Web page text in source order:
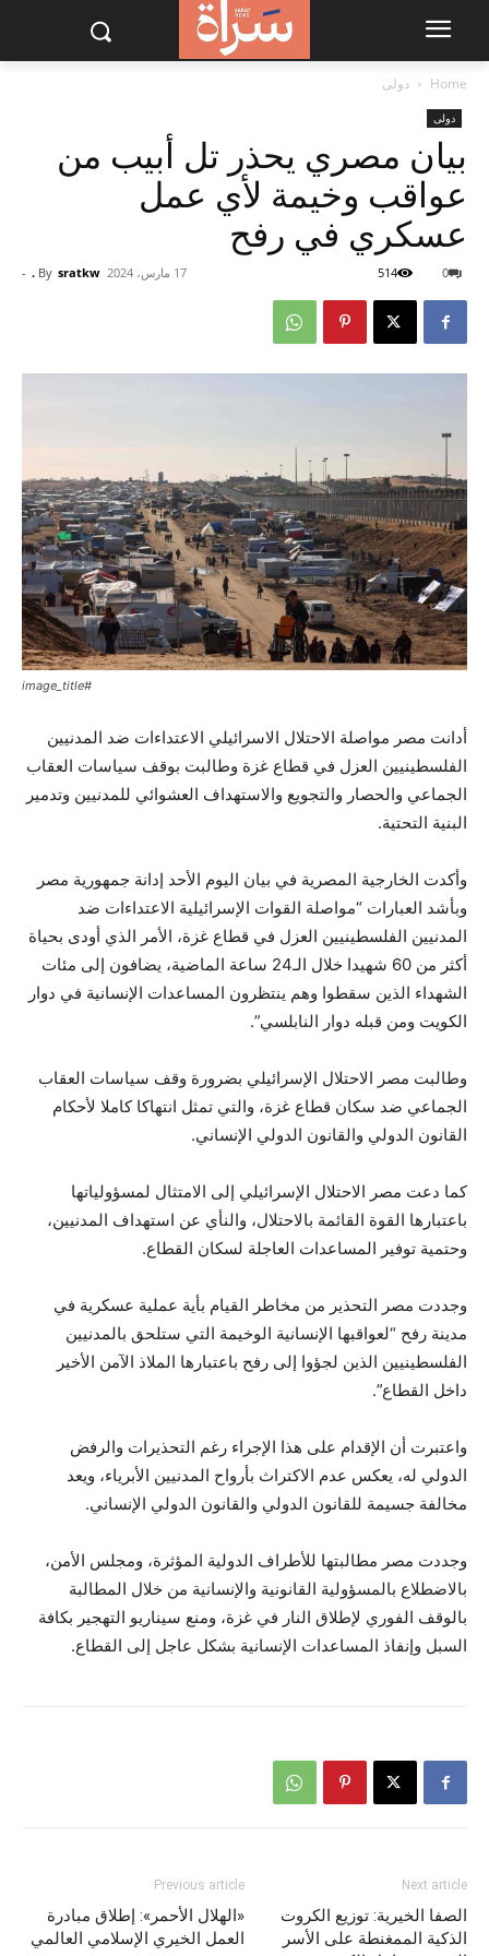
Home دولى
دولى
بيان مصري يحذر تل أبيب من
عواقب وخيمة لأي عمل
عسكري في رفح
By sratkw .
- 17 مارس، 2024 0
514
#image_title
أدانت مصر مواصلة الاحتلال الاسرائيلي الاعتداءات ضد المدنيين
الفلسطينيين العزل في قطاع غزة وطالبت بوقف سياسات العقاب
الجماعي والحصار والتجويع والاستهداف العشوائي للمدنيين وتدمير
البنية التحتية.
وأكدت الخارجية المصرية في بيان اليوم الأحد إدانة جمهورية مصر
وبأشد العبارات “مواصلة القوات الإسرائيلية الاعتداءات ضد
المدنيين الفلسطينيين العزل في قطاع غزة، الأمر الذي أودى بحياة
أكثر من 60 شهيدا خلال الـ24 ساعة الماضية، يضافون إلى مئات
الشهداء الذين سقطوا وهم ينتظرون المساعدات الإنسانية في دوار
الكويت ومن قبله دوار النابلسي”.
وطالبت مصر الاحتلال الإسرائيلي بضرورة وقف سياسات العقاب
الجماعي ضد سكان قطاع غزة، والتي تمثل انتهاكا كاملا لأحكام
القانون الدولي والقانون الدولي الإنساني.
كما دعت مصر الاحتلال الإسرائيلي إلى الامتثال لمسؤولياتها
باعتبارها القوة القائمة بالاحتلال، والنأي عن استهداف المدنيين،
وحتمية توفير المساعدات العاجلة لسكان القطاع.
وجددت مصر التحذير من مخاطر القيام بأية عملية عسكرية في
مدينة رفح “لعواقبها الإنسانية الوخيمة التي ستلحق بالمدنيين
الفلسطينيين الذين لجؤوا إلى رفح باعتبارها الملاذ الآمن الأخير
داخل القطاع”.
واعتبرت أن الإقدام على هذا الإجراء رغم التحذيرات والرفض
الدولي له، يعكس عدم الاكتراث بأرواح المدنيين الأبرياء، ويعد
مخالفة جسيمة للقانون الدولي والقانون الدولي الإنساني.
وجددت مصر مطالبتها للأطراف الدولية المؤثرة، ومجلس الأمن،
بالاضطلاع بالمسؤولية القانونية والإنسانية من خلال المطالبة
بالوقف الفوري لإطلاق النار في غزة، ومنع سيناريو التهجير بكافة
السبل وإنفاذ المساعدات الإنسانية بشكل عاجل إلى القطاع.
Previous article
«الهلال الأحمر»: إطلاق مبادرة
العمل الخيري الإسلامي العالمي
Next article
الصفا الخيرية: توزيع الكروت
الذكية الممغنطة على الأسر